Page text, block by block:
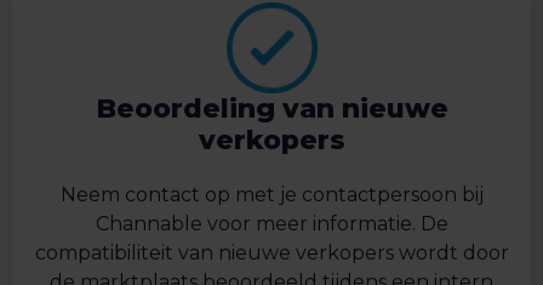
Beoordeling van nieuwe
verkopers
Neem contact op met je contactpersoon bij
Channable voor meer informatie. De
compatibiliteit van nieuwe verkopers wordt door